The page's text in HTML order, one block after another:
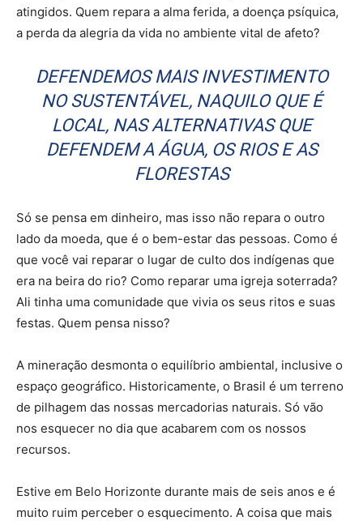
atingidos. Quem repara a alma ferida, a doença psíquica,
a perda da alegria da vida no ambiente vital de afeto?
DEFENDEMOS MAIS INVESTIMENTO
NO SUSTENTÁVEL, NAQUILO QUE É
LOCAL, NAS ALTERNATIVAS QUE
DEFENDEM A ÁGUA, OS RIOS E AS
FLORESTAS
Só se pensa em dinheiro, mas isso não repara o outro
lado da moeda, que é o bem-estar das pessoas. Como é
que você vai reparar o lugar de culto dos indígenas que
era na beira do rio? Como reparar uma igreja soterrada?
Ali tinha uma comunidade que vivia os seus ritos e suas
festas. Quem pensa nisso?
A mineração desmonta o equilíbrio ambiental, inclusive o
espaço geográfico. Historicamente, o Brasil é um terreno
de pilhagem das nossas mercadorias naturais. Só vão
nos esquecer no dia que acabarem com os nossos
recursos.
Estive em Belo Horizonte durante mais de seis anos e é
muito ruim perceber o esquecimento. A coisa que mais